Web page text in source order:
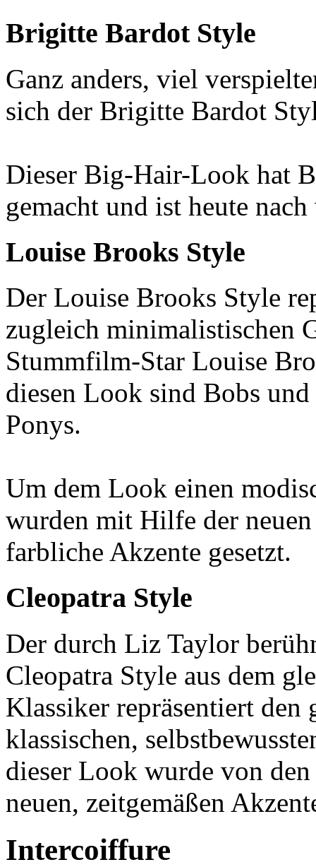
Brigitte Bardot Style
Ganz anders, viel
sich der Brigitte Bardot
Dieser Big-Hair-Look hat
gemacht und ist heute
Louise Brooks Style
Der Louise Brooks Style
zugleich minimalistischen
Stummfilm-Star Louise
diesen Look sind Bobs
Ponys.
Um dem Look einen
wurden mit Hilfe der
farbliche Akzente gesetzt.
Cleopatra Style
Der durch Liz Taylor
Cleopatra Style aus dem
Klassiker repräsentiert
klassischen,
dieser Look wurde von
neuen, zeitgemäßen
Intercoiffure